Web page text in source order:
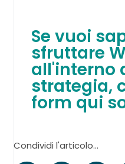
Se vuoi
sfruttare
all'interno
strategia,
form qui
Condividi l'articolo...